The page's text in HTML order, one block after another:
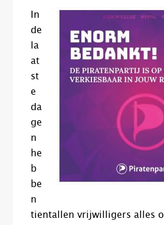
In
de
la
at
st
e
da
ge
n
he
b
be
n
tientallen vrijwilligers alles